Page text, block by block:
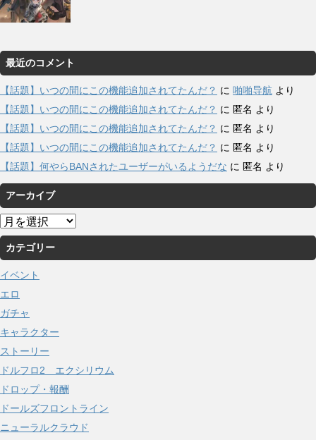
最近のコメント
【話題】いつの間にこの機能追加されてたんだ？ に 啪啪导航 より
【話題】いつの間にこの機能追加されてたんだ？ に 匿名 より
【話題】いつの間にこの機能追加されてたんだ？ に 匿名 より
【話題】いつの間にこの機能追加されてたんだ？ に 匿名 より
【話題】何やらBANされたユーザーがいるようだな に 匿名 より
アーカイブ
ア
ー
カ
イ
ブ
カテゴリー
イベント
エロ
ガチャ
キャラクター
ストーリー
ドルフロ2 エクシリウム
ドロップ・報酬
ドールズフロントライン
ニューラルクラウド